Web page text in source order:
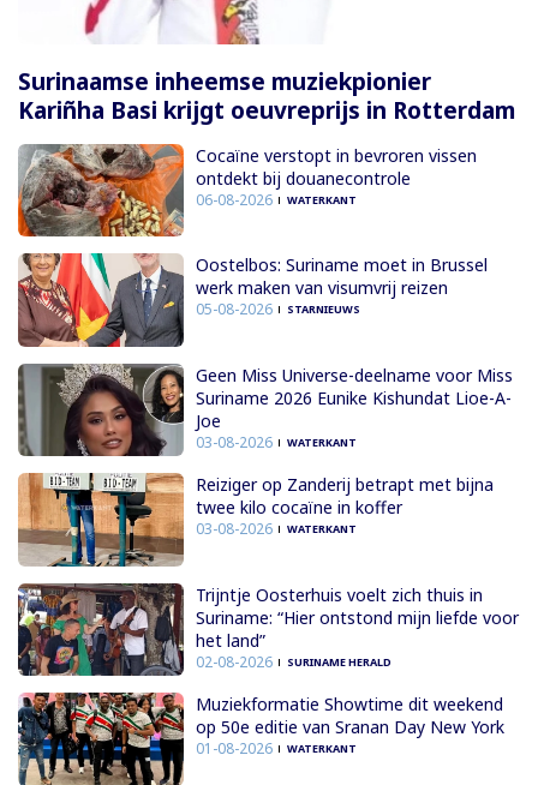
Surinaamse inheemse muziekpionier
Kariñha Basi krijgt oeuvreprijs in Rotterdam
Cocaïne verstopt in bevroren vissen
ontdekt bij douanecontrole
06-08-2026 WATERKANT
Oostelbos: Suriname moet in Brussel
werk maken van visumvrij reizen
05-08-2026 STARNIEUWS
Geen Miss Universe-deelname voor Miss
Suriname 2026 Eunike Kishundat Lioe-A-
Joe
03-08-2026 WATERKANT
Reiziger op Zanderij betrapt met bijna
twee kilo cocaïne in koffer
03-08-2026 WATERKANT
Trijntje Oosterhuis voelt zich thuis in
Suriname: “Hier ontstond mijn liefde voor
het land”
02-08-2026 SURINAME HERALD
Muziekformatie Showtime dit weekend
op 50e editie van Sranan Day New York
01-08-2026 WATERKANT